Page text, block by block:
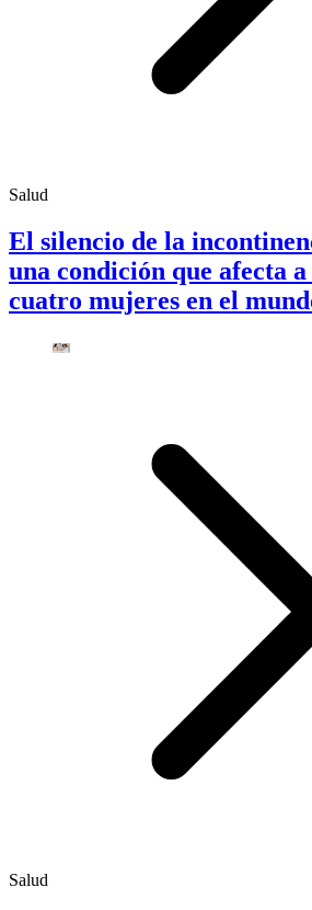
Salud
El silencio de la
una condición que afecta a
cuatro mujeres en el
Salud